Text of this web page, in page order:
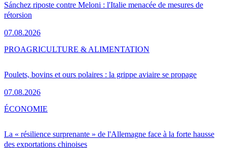
Sánchez riposte contre Meloni : l'Italie menacée de mesures de
rétorsion
07.08.2026
Poulets, bovins et ours polaires : la grippe aviaire se propage
07.08.2026
PROAGRICULTURE & ALIMENTATION
La « résilience surprenante » de l'Allemagne face à la forte hausse
des exportations chinoises
ÉCONOMIE